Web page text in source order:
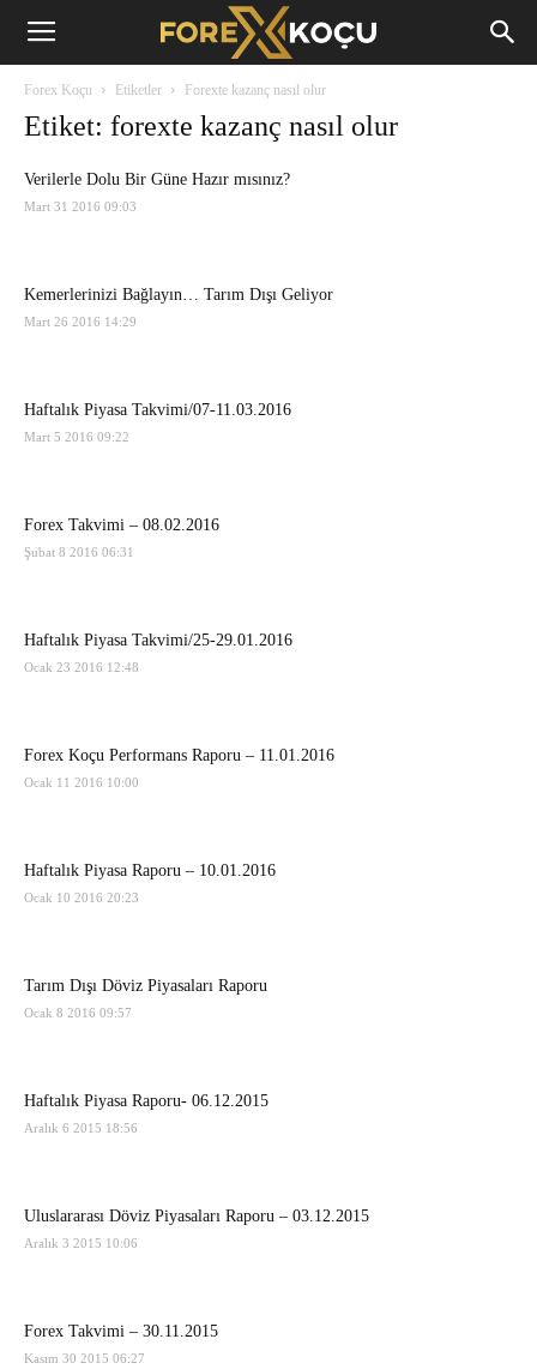
Forex
Forex Koçu Etiketler Forexte kazanç nasıl olur
Etiket: forexte kazanç nasıl olur
Verilerle Dolu Bir Güne Hazır mısınız?
Mart 31 2016 09:03
Kemerlerinizi Bağlayın… Tarım Dışı Geliyor
Mart 26 2016 14:29
Haftalık Piyasa Takvimi/07-11.03.2016
Mart 5 2016 09:22
Forex Takvimi – 08.02.2016
Şubat 8 2016 06:31
Haftalık Piyasa Takvimi/25-29.01.2016
Ocak 23 2016 12:48
Forex Koçu Performans Raporu – 11.01.2016
Ocak 11 2016 10:00
Haftalık Piyasa Raporu – 10.01.2016
Ocak 10 2016 20:23
Tarım Dışı Döviz Piyasaları Raporu
Ocak 8 2016 09:57
Haftalık Piyasa Raporu- 06.12.2015
Aralık 6 2015 18:56
Uluslararası Döviz Piyasaları Raporu – 03.12.2015
Aralık 3 2015 10:06
Forex Takvimi – 30.11.2015
Kasım 30 2015 06:27